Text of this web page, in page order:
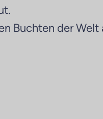
Buchten der